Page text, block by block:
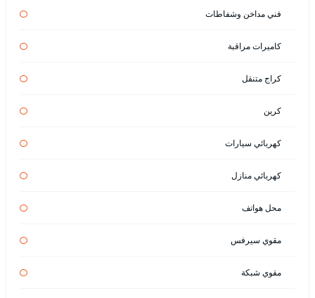
فني مداخن وشفاطات
كاميرات مراقبة
كراج متنقل
كرين
كهربائي سيارات
كهربائي منازل
محل هواتف
مقوي سيرفس
مقوي شبكة